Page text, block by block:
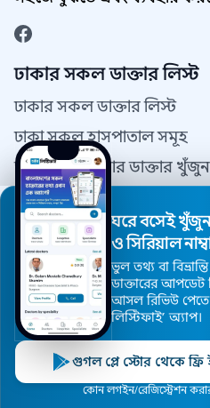
ঢাকার সকল ডাক্তার লিস্ট
ঢাকার সকল ডাক্তার লিস্ট
ঢাকা সকল হাসপাতাল সমূহ
আপনার এলাকার ডাক্তার খুঁজুন
ঢাকার সকল স্পেশালিষ্ট ডাক্তার
যোগাযোগ
যোগাযোগ
আমাদের সম্পর্কে
ব্যবহারের শর্তাবলী
গোপনীয়তা নীতিমালা
ডাক্তার
ঘরে বসেই খুঁজুন
ও সিরিয়াল
ভুল তথ্য বা
ডাক্তারের আপডেট
আসল রিভিউ
লিস্টিফাই’ অ্যাপ।
গুগল প্লে স্টোর থেকে
কোন লগইন/রেজিস্ট্রেশন